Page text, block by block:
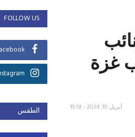
غزة
أبريل 10, 2024 - 19:18
FOLLOW US
الطقس